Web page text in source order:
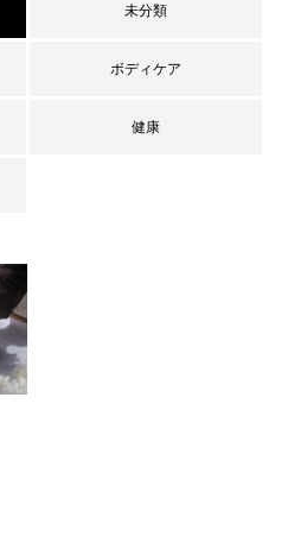
未分類
ボディケア
健康